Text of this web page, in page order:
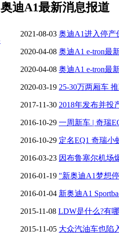
奥迪A1最新消息报道
2021-08-03 奥迪A1进入停产
2020-04-08 奥迪A1 e-tron最
【图】
2020-04-08 奥迪A1 e-tron最
打造
2020-03-19 25-30万两厢车
2017-11-30 2018年发布并投
2016-10-29 一周新车 | 奇瑞
卡车发布
2016-10-29 定名EQ1 奇瑞小
2016-03-23 因布鲁塞尔机场
2016-01-19 "新奥迪A1梦想
2016-01-04 新奥迪A1
2015-11-08 LDW是什么?有
2015-11-05 大众汽油车也陷